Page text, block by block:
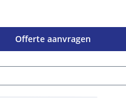
Offerte aanvragen